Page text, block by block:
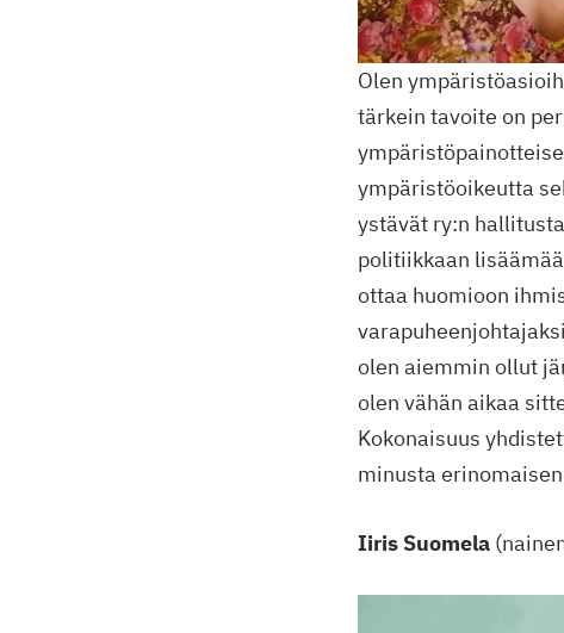
Olen
tärkein tavoite on
ympäristöoikeutta
ystävät ry:n
politiikkaan
ottaa huomioon
olen aiemmin ollut
olen vähän aikaa
Kokonaisuus
minusta
Iiris Suomela